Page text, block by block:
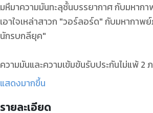
มหึมาความมันทะลุชั้นบรรยากาศ กับมหา
เอาใจเหล่าสาวก "วอร์ลอร์ด" กับมหากา
นักรบกลียุค"
ความมันและความเข้มข้นรับประกันไม่แพ้ 2
ไว้ด้วยกัน
มหึมาความมันทะลุชั้นบรรยากาศเปิดม่านอีก
แสดงมากขึ้น
รายละเอียด